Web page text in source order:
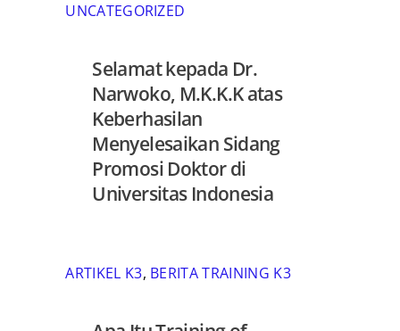
UNCATEGORIZED
Selamat kepada Dr.
Narwoko, M.K.K.K atas
Keberhasilan
Menyelesaikan Sidang
Promosi Doktor di
Universitas Indonesia
ARTIKEL K3, BERITA TRAINING K3